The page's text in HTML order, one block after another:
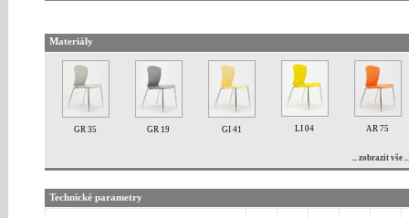
Materiály
GR 35 GR 19 GI 41 LI 04 AR 75
... zobrazit vše ...
Technické parametry